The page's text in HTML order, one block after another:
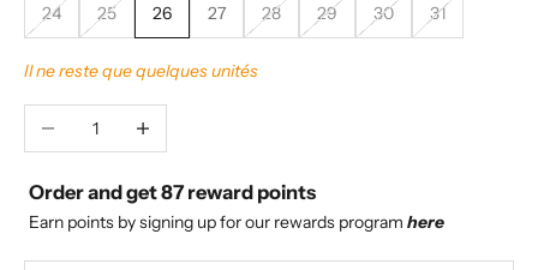
24
25 26 27 28 29 30 31
Il ne reste que quelques unités
Diminuer la quantitéAugmenter la quantité
Order and get87 reward points
Earn points by signing up for our rewards program here